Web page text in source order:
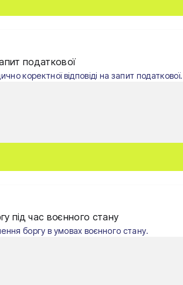
податкової
коректної відповіді на запит податкової.
під час воєнного стану
боргу в умовах воєнного стану.